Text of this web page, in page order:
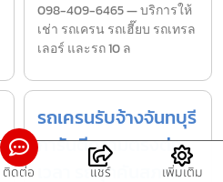
098-409-6465 — บริการให้
เช่า รถเครน รถเฮี๊ยบ รถเทรล
เลอร์ และรถ 10 ล
รถเครนรับจ้างจันทบุรี
การันตีความตรงต่อ
เวลา รถทุกคันสภาพ
ติดต่อ แชร์ เพิ่มเติม